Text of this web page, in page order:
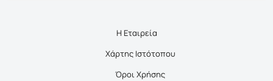
Η Εταιρεία
Χάρτης Ιστότοπου
Όροι Χρήσης